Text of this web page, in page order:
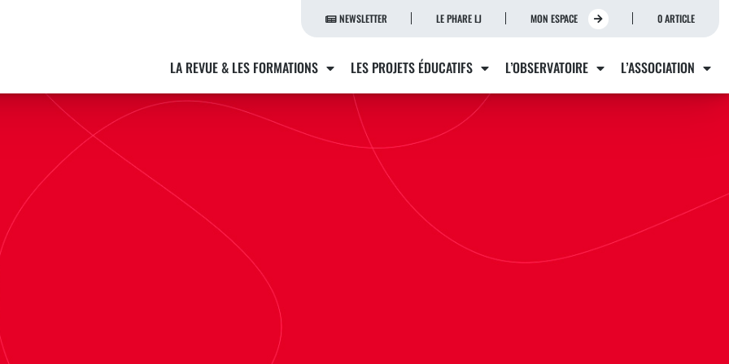
NEWSLETTER LE PHARE LJ MON ESPACE 0 ARTICLE
LA REVUE & LES FORMATIONS LES PROJETS ÉDUCATIFS L’OBSERVATOIRE L’ASSOCIATION